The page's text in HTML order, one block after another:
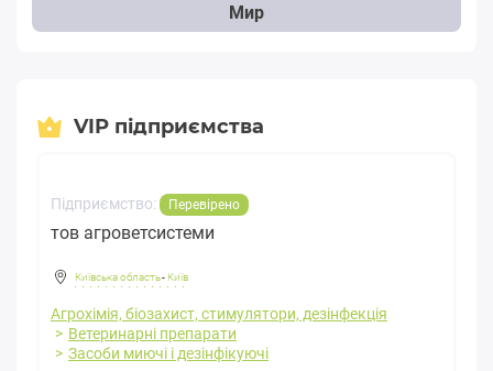
Мир
VIP підприємства
Підприємство: Перевірено
тов агроветсистеми
Київська область- Київ
Агрохімія, біозахист, стимулятори, дезінфекція
Ветеринарні препарати
Засоби миючі і дезінфікуючі